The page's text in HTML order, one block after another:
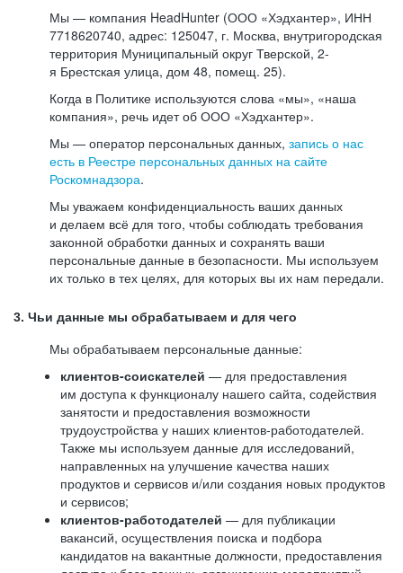
Мы — компания HeadHunter (ООО «Хэдхантер», ИНН
7718620740, адрес: 125047, г. Москва, внутригородская
территория Муниципальный округ Тверской, 2-
я Брестская улица, дом 48, помещ. 25).
Когда в Политике используются слова «мы», «наша
компания», речь идет об ООО «Хэдхантер».
Мы — оператор персональных данных, запись о нас
есть в Реестре персональных данных на сайте
Роскомнадзора.
Мы уважаем конфиденциальность ваших данных
и делаем всё для того, чтобы соблюдать требования
законной обработки данных и сохранять ваши
персональные данные в безопасности. Мы используем
их только в тех целях, для которых вы их нам передали.
3. Чьи данные мы обрабатываем и для чего
Мы обрабатываем персональные данные:
клиентов-соискателей — для предоставления
им доступа к функционалу нашего сайта, содействия
занятости и предоставления возможности
трудоустройства у наших клиентов-работодателей.
Также мы используем данные для исследований,
направленных на улучшение качества наших
продуктов и сервисов и/или создания новых продуктов
и сервисов;
клиентов-работодателей — для публикации
вакансий, осуществления поиска и подбора
кандидатов на вакантные должности, предоставления